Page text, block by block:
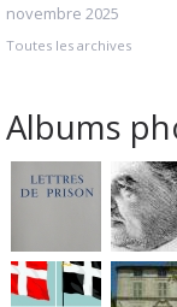
novembre 2025
Toutes les archives
Albums